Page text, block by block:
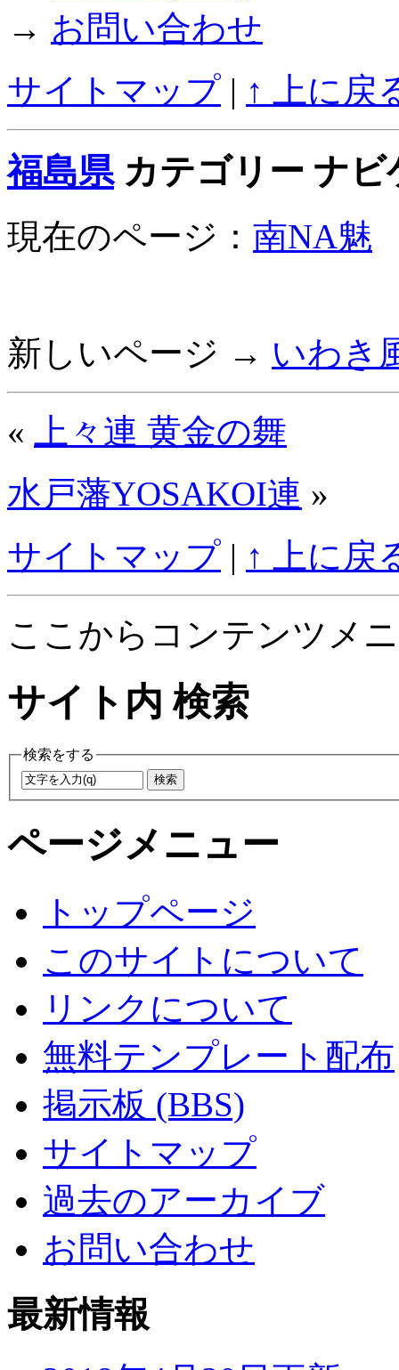
→ お問い合わせ
サイトマップ | ↑ 上に戻
福島県カテゴリー ナビ
現在のページ： 南NA魅
新しいページ → いわき
«
上々連 黄金の舞
水戸藩YOSAKOI連 »
サイトマップ | ↑ 上に戻
ここからコンテンツメ
サイト内 検索
検索をする
ページメニュー
トップページ
このサイトについて
リンクについて
無料テンプレート配布
掲示板 (BBS)
サイトマップ
過去のアーカイブ
お問い合わせ
最新情報